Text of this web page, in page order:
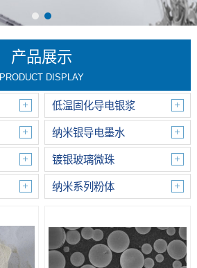
产品展示
PRODUCT DISPLAY
低温固化导电银浆
纳米银导电墨水
镀银玻璃微珠
纳米系列粉体